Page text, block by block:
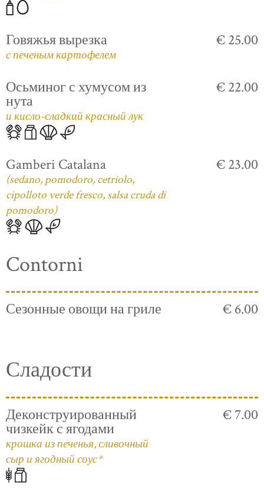
Говяжья вырезка
с печеным картофелем
€ 25.00
Осьминог с хумусом из
нута
и кисло-сладкий красный лук
€ 22.00
Gamberi Catalana
(sedano, pomodoro, cetriolo,
cipolloto verde fresco, salsa cruda di
pomodoro)
€ 23.00
Contorni
Сезонные овощи на гриле € 6.00
Сладости
Деконструированный
чизкейк с ягодами
крошка из печенья, сливочный
сыр и ягодный соус*
€ 7.00